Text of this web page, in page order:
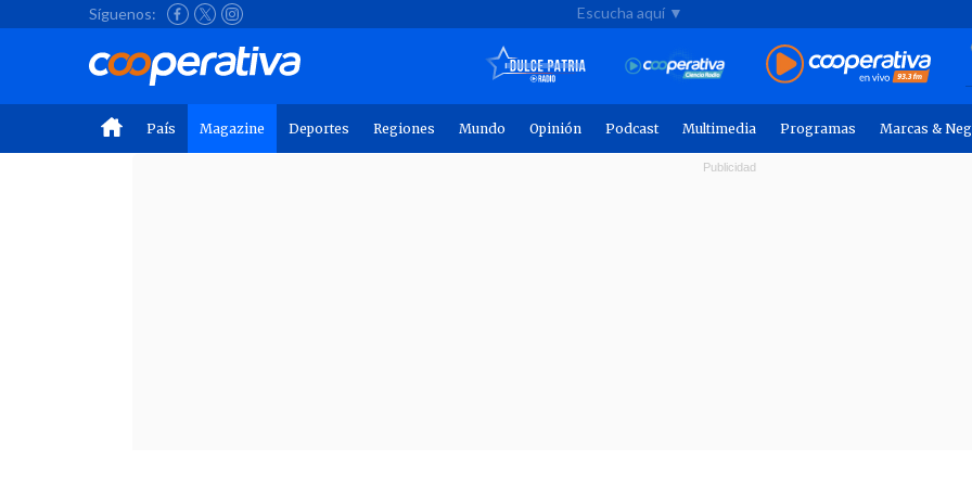
Síguenos: Escucha aquí ▼
País Magazine Deportes Regiones Mundo Opinión Podcast Multimedia Programas Marcas &